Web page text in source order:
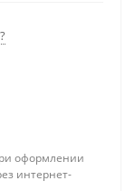
оформлении
интернет-